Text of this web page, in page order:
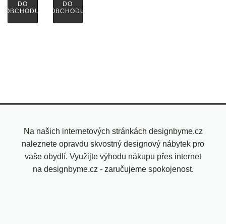
DO
OBCHODU
DO
OBCHODU
Na našich internetových stránkách designbyme.cz
naleznete opravdu skvostný designový nábytek pro
vaše obydlí. Využijte výhodu nákupu přes internet
na designbyme.cz - zaručujeme spokojenost.